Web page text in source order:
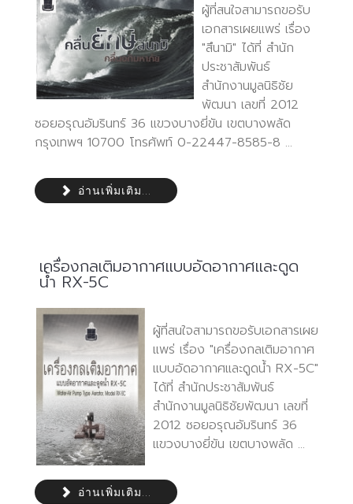
ผู้ที่สนใจสามารถขอรับ
เอกสารเผยแพร่ เรื่อง
"สึนามิ" ได้ที่ สำนัก
ประชาสัมพันธ์
สำนักงานมูลนิธิชัย
พัฒนา เลขที่ 2012
ซอยอรุณอัมรินทร์ 36 แขวงบางยี่ขัน เขตบางพลัด
กรุงเทพฯ 10700 โทรศัพท์ 0-22447-8585-8 ...
อ่านเพิ่มเติม...
เครื่องกลเติมอากาศแบบอัดอากาศและดูด
น้ำ RX-5C
ผู้ที่สนใจสามารถขอรับเอกสารเผย
แพร่ เรื่อง "เครื่องกลเติมอากาศ
แบบอัดอากาศและดูดน้ำ RX-5C"
ได้ที่ สำนักประชาสัมพันธ์
สำนักงานมูลนิธิชัยพัฒนา เลขที่
2012 ซอยอรุณอัมรินทร์ 36
แขวงบางยี่ขัน เขตบางพลัด ...
อ่านเพิ่มเติม...